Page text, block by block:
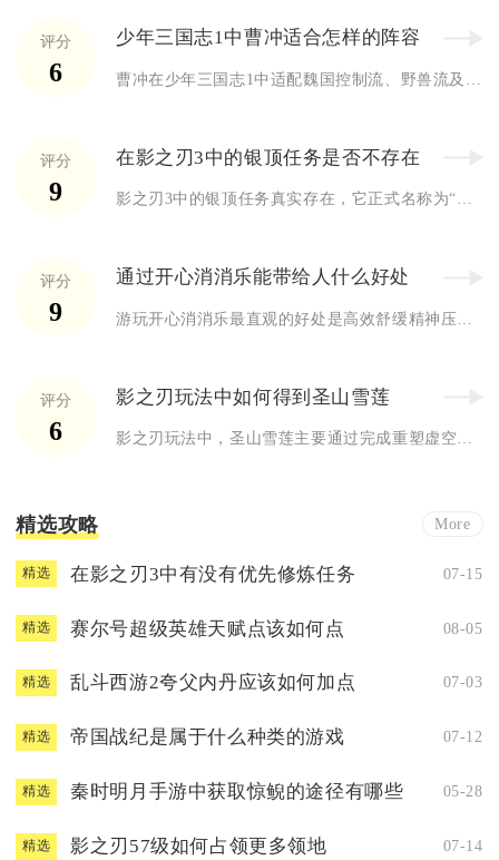
评分
6
少年三国志1中曹冲适合怎样的阵容
评分
9
在影之刃3中的银顶任务是否不存在
评分
9
通过开心消消乐能带给人什么好处
评分
6
影之刃玩法中如何得到圣山雪莲
精选攻略 More
精选 在影之刃3中有没有优先修炼任务 07-15
精选 赛尔号超级英雄天赋点该如何点 08-05
精选 乱斗西游2夸父内丹应该如何加点 07-03
精选 帝国战纪是属于什么种类的游戏 07-12
精选 秦时明月手游中获取惊鲵的途径有哪些 05-28
精选 影之刃57级如何占领更多领地 07-14